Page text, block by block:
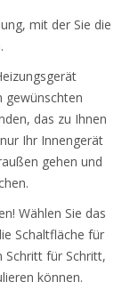
mit der Sie die
gewünschten
das zu Ihnen
Ihr Innengerät
gehen und
Wählen Sie das
Schaltfläche für
Schritt für Schritt,
können.